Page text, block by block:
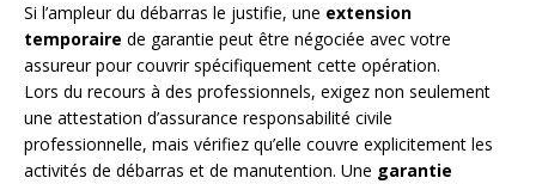
Si l’ampleur du débarras le justifie, une extension
temporaire de garantie peut être négociée avec votre
assureur pour couvrir spécifiquement cette opération.
Lors du recours à des professionnels, exigez non seulement
une attestation d’assurance responsabilité civile
professionnelle, mais vérifiez qu’elle couvre explicitement les
activités de débarras et de manutention. Une garantie